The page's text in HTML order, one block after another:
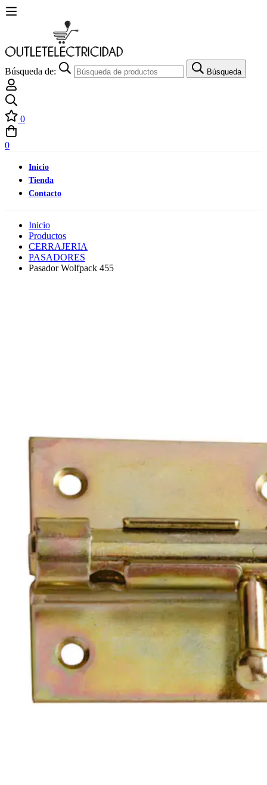
Búsqueda de: Búsqueda
0
0
Inicio
Tienda
Contacto
Inicio
Productos
CERRAJERIA
PASADORES
Pasador Wolfpack 455